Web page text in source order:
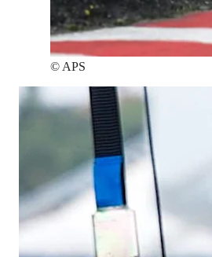
© APS